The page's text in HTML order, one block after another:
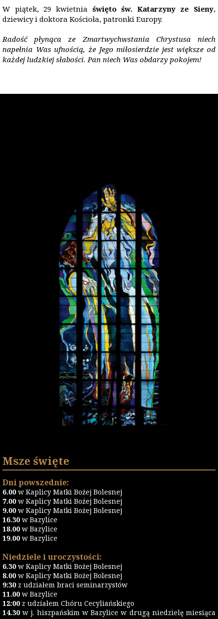
W piątek, 29 kwietnia świętośw. Katarzyny ze Sieny,
dziewicy i doktora Kościoła, patronki Europy.
Radość płynąca ze Zmartwychwstania Chrystusa niech
napełnia Was ufnością, że Jego miłosierdzie jest większe od
każdej ludzkiej słabości. Pan niech Was obdarzy pokojem!
Msze święte
Dni powszednie:
6.00 w Kaplicy Matki Bożej Bolesnej
7.00 w Kaplicy Matki Bożej Bolesnej
9.00 w Kaplicy Matki Bożej Bolesnej
16.30 w Bazylice
18.00 w Bazylice
19.00 w Bazylice
Niedziele i uroczystości:
6.30 w Kaplicy Matki Bożej Bolesnej
8.00 w Kaplicy Matki Bożej Bolesnej
9:30 z udziałem braci seminarzystów
11.00 w Bazylice
12:00 z udziałem Chóru Cecyliańskiego
14.30 w j. hiszpańskim w Bazylice w drugą niedzielę miesiąca